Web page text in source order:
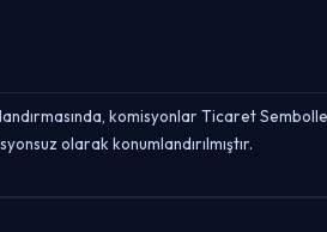
komisyonlar Ticaret
olarak konumlandırılmıştır.